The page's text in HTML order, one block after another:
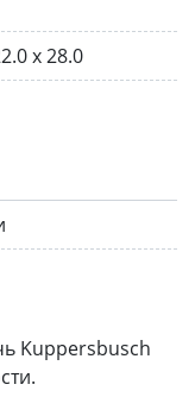
x 28.0
Kuppersbusch